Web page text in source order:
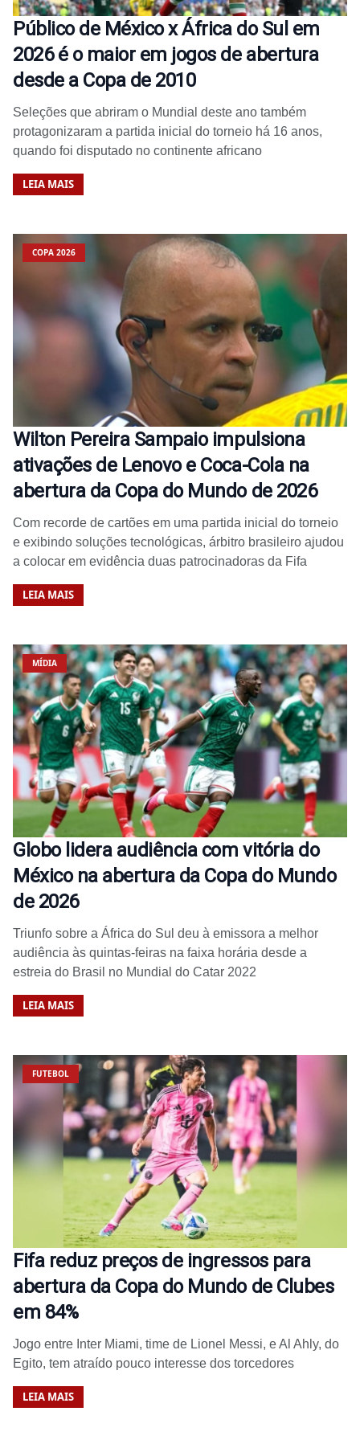
Público de México x África do Sul em
2026 é o maior em jogos de abertura
desde a Copa de 2010
Seleções que abriram o Mundial deste ano também
protagonizaram a partida inicial do torneio há 16 anos,
quando foi disputado no continente africano
LEIA MAIS
COPA 2026
Wilton Pereira Sampaio impulsiona
ativações de Lenovo e Coca-Cola na
abertura da Copa do Mundo de 2026
Com recorde de cartões em uma partida inicial do torneio
e exibindo soluções tecnológicas, árbitro brasileiro ajudou
a colocar em evidência duas patrocinadoras da Fifa
LEIA MAIS
MÍDIA
Globo lidera audiência com vitória do
México na abertura da Copa do Mundo
de 2026
Triunfo sobre a África do Sul deu à emissora a melhor
audiência às quintas-feiras na faixa horária desde a
estreia do Brasil no Mundial do Catar 2022
LEIA MAIS
FUTEBOL
Fifa reduz preços de ingressos para
abertura da Copa do Mundo de Clubes
em 84%
Jogo entre Inter Miami, time de Lionel Messi, e Al Ahly, do
Egito, tem atraído pouco interesse dos torcedores
LEIA MAIS